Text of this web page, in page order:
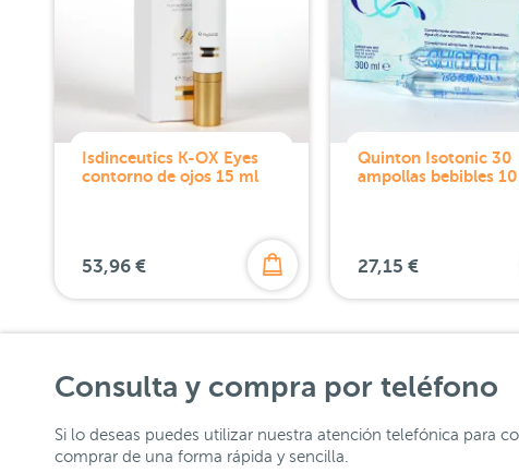
Isdinceutics K-OX Eyes
contorno de ojos 15 ml
53,96 €
Quinton Isotonic 30
ampollas bebibles
27,15 €
Consulta y compra por teléfono
Si lo deseas puedes utilizar nuestra atención telefónica para
comprar de una forma rápida y sencilla.